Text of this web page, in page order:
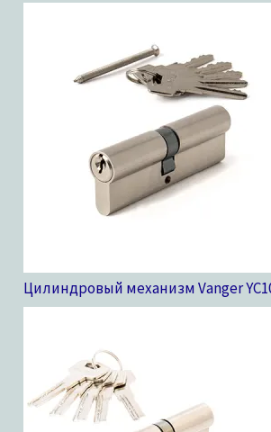
Цилиндровый механизм Vanger YC